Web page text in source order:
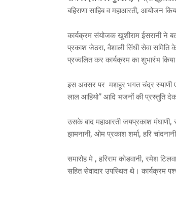
बहिराणा साहिब व महाआरती, आयोजन
कार्यक्रम संयोजक खुशीराम ईसरानी ने
प्रकाश जेठरा, वैशाली सिंधी सेवा समिति
प्रज्वलित कर कार्यक्रम का शुभारंभ किया
इस अवसर पर मशहूर भगत चंद्र रुपाणी एंड
लाल आहियो’’ आदि भजनों की प्रस्तुति
उसके बाद महाआरती जयप्रकाश मंघाणी,
झामनानी, ओम प्रकाश शर्मा, हरि
समारोह मे , हरिराम कोडवानी, रमेश
सहित सेवादार उपस्थित थे। कार्यक्रम